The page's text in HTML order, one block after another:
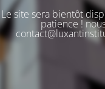
Le site sera bientôt
patience !